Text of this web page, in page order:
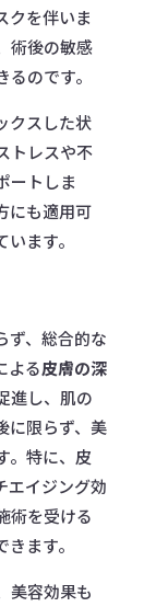
クを伴いま
術後の敏感
のです。
クスした状
トレスや不
ートしま
にも適用可
ます。
ず、総合的な
よる皮膚の深
進し、肌の
に限らず、美
。特に、皮
エイジング効
術を受ける
ます。
美容効果も